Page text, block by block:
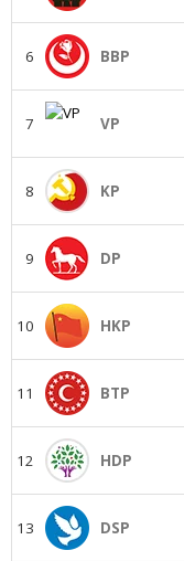
6 BBP
7 VP
8 KP
9 DP
10 HKP
11 BTP
12 HDP
13 DSP